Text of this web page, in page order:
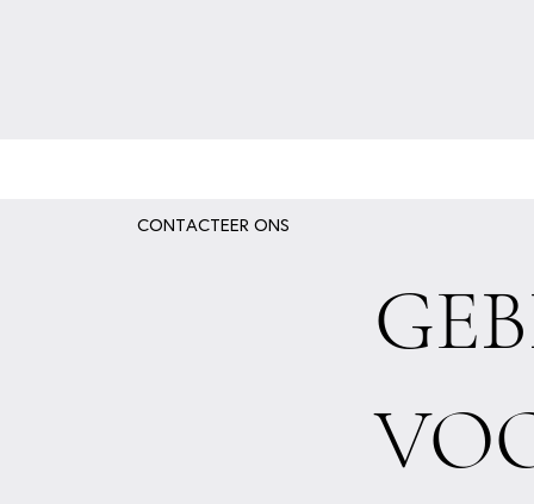
CONTACTEER ONS